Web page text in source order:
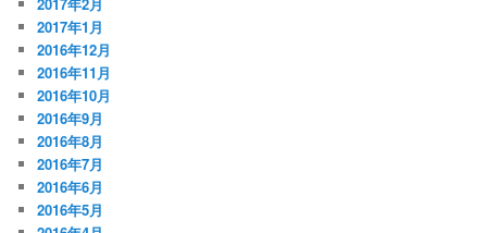
2017年1月
2016年12月
2016年11月
2016年10月
2016年9月
2016年8月
2016年7月
2016年6月
2016年5月